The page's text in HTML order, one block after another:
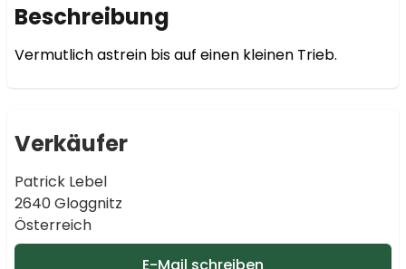
Beschreibung
Verkäufer
Patrick Lebel
2640 Gloggnitz
Österreich